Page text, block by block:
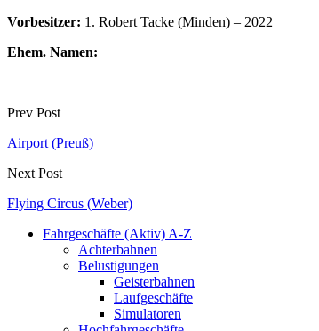
Vorbesitzer: 1. Robert Tacke (Minden) – 2022
Ehem. Namen:
Prev Post
Airport (Preuß)
Next Post
Flying Circus (Weber)
Fahrgeschäfte (Aktiv) A-Z
Achterbahnen
Belustigungen
Geisterbahnen
Laufgeschäfte
Simulatoren